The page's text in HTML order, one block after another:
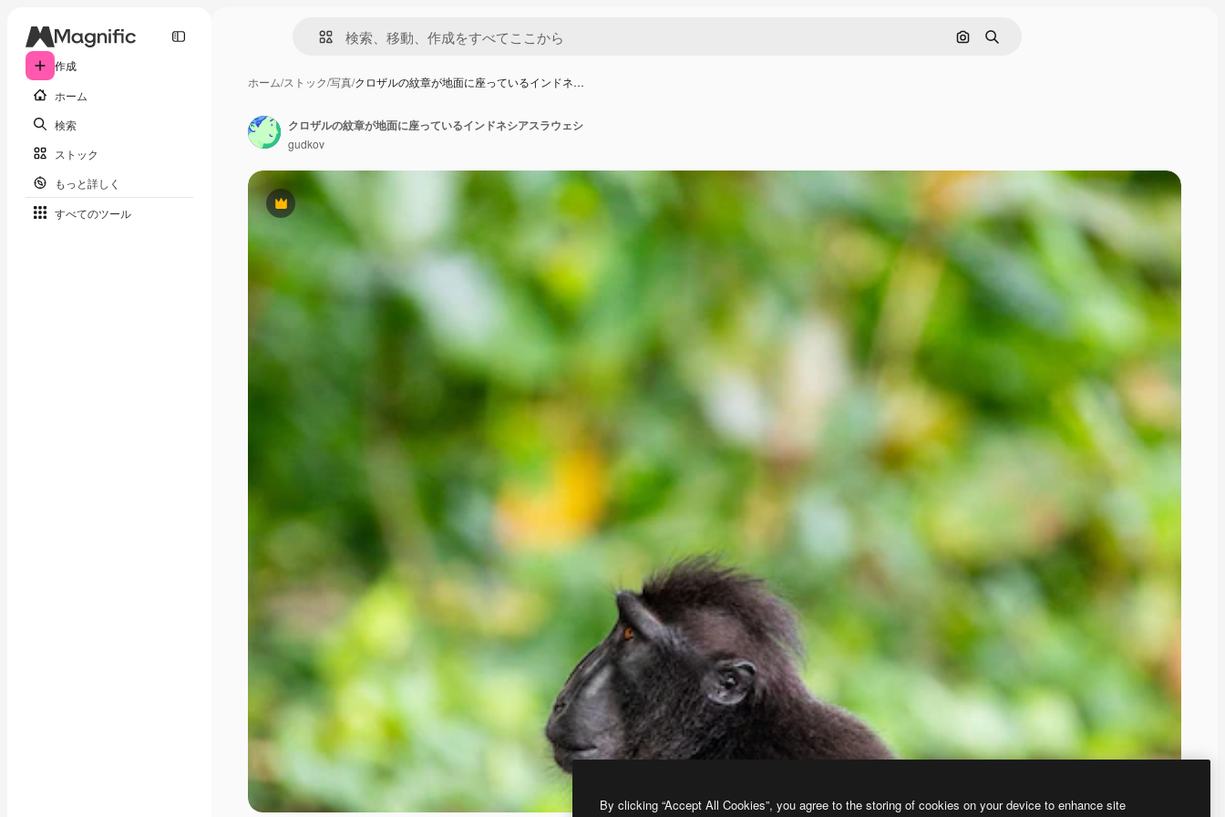
作成
ホーム
検索
ストック
もっと詳しく
すべてのツール
画像で検索
検索
ホーム/ストック/写真/クロザルの紋章が地面に座っているインドネ…
Premium
クロザルの紋章が地面に座っているインドネシアスラウェシ
gudkov
By clicking “Accept All Cookies”, you agree to the storing of cookies on your device to enhance site